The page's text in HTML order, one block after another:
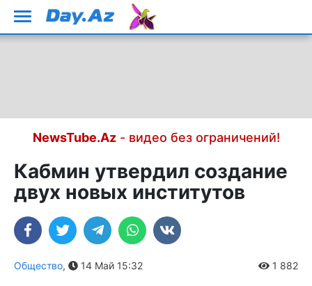
NewsTube.Az- видео без ограничений!
Кабмин утвердил создание
двух новых институтов
Общество, 14 Май 15:32 1 882